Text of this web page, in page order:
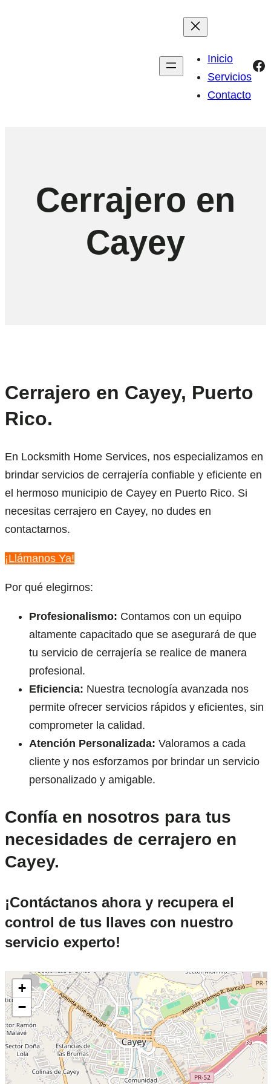
Inicio
Servicios
Contacto
Cerrajero en
Cayey
Cerrajero en Cayey, Puerto
Rico.
En Locksmith Home Services, nos especializamos en
brindar servicios de cerrajería confiable y eficiente en
el hermoso municipio de Cayey en Puerto Rico. Si
necesitas cerrajero en Cayey, no dudes en
contactarnos.
¡Llámanos Ya!
Por qué elegirnos:
Profesionalismo: Contamos con un equipo
altamente capacitado que se asegurará de que
tu servicio de cerrajería se realice de manera
profesional.
Eficiencia: Nuestra tecnología avanzada nos
permite ofrecer servicios rápidos y eficientes, sin
comprometer la calidad.
Atención Personalizada: Valoramos a cada
cliente y nos esforzamos por brindar un servicio
personalizado y amigable.
Confía en nosotros para tus
necesidades de cerrajero en
Cayey.
¡Contáctanos ahora y recupera el
control de tus llaves con nuestro
servicio experto!
+
−